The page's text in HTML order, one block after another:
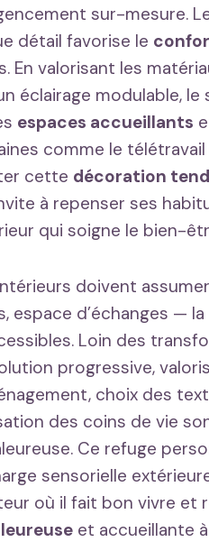
sur-mesure.
détail favorise le
En valorisant les
éclairage modulable,
espaces accueillants
comme le
cette décoration
à repenser ses
qui soigne le bien-
doivent
espace d’échanges — la
Loin des
progressive,
choix des
des coins de vie
Ce refuge
sensorielle
où il fait bon vivre et
et accueillante